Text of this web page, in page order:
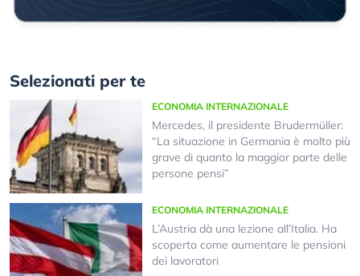
Selezionati per te
ECONOMIA INTERNAZIONALE
Mercedes, il presidente Brudermüller:
“La situazione in Germania è molto più
grave di quanto la maggior parte delle
persone pensi”
ECONOMIA INTERNAZIONALE
L’Austria dà una lezione all’Italia. Ha
scoperto come aumentare le pensioni
dei lavoratori